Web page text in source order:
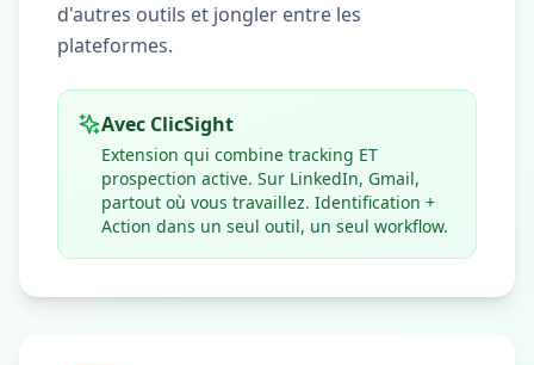
d'autres outils et jongler entre les
plateformes.
Avec ClicSight
Extension qui combine tracking ET
prospection active. Sur LinkedIn, Gmail,
partout où vous travaillez. Identification +
Action dans un seul outil, un seul workflow.